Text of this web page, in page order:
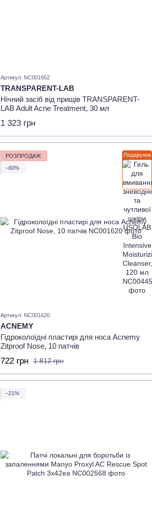
Артикул: NC001652
TRANSPARENT-LAB
Нічний засіб від прищів TRANSPARENT-
LAB Adult Acne Treatment, 30 мл
1 323 грн
Подарунок
РОЗПРОДАЖ
−60%
Артикул: NC001620
ACNEMY
Гідроколоїдні пластирі для носа Acnemy
Zitproof Nose, 10 патчів
1 812 грн
722 грн
−21%